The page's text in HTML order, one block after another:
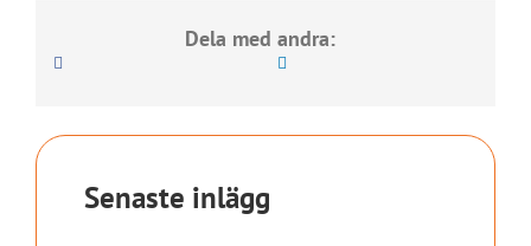
Dela med andra:
Senaste inlägg